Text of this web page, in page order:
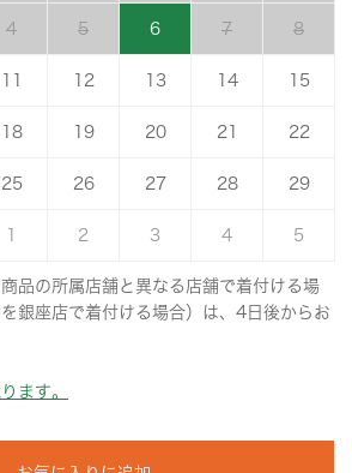
4 5 6 7 8
12 13 14 15
18 19 20 21 22
25 26 27 28 29
2 3 4 5
品の所属店舗と異なる店舗で着付ける場
銀座店で着付ける場合）は、4日後からお
ます。